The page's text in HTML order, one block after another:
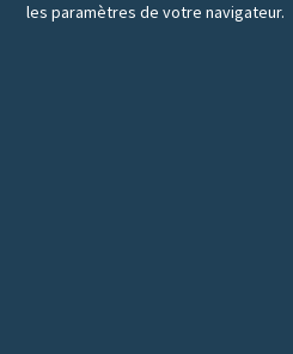
les paramètres de votre navigateur.